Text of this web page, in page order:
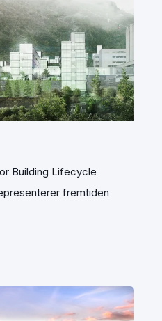
Building Lifecycle
fremtiden